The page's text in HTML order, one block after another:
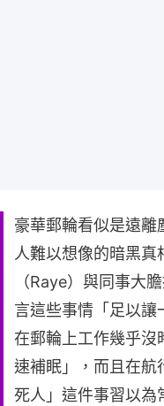
豪華郵輪看似是遠離
人難以想像的暗黑
（Raye）與同事大
言這些事情「足以讓
在郵輪上工作幾乎沒
速補眠」，而且在航
死人」這件事習以為